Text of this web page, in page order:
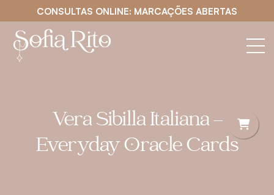
CONSULTAS ONLINE: MARCAÇÕES ABERTAS
Vera Sibilla Italiana –
Everyday Oracle Cards